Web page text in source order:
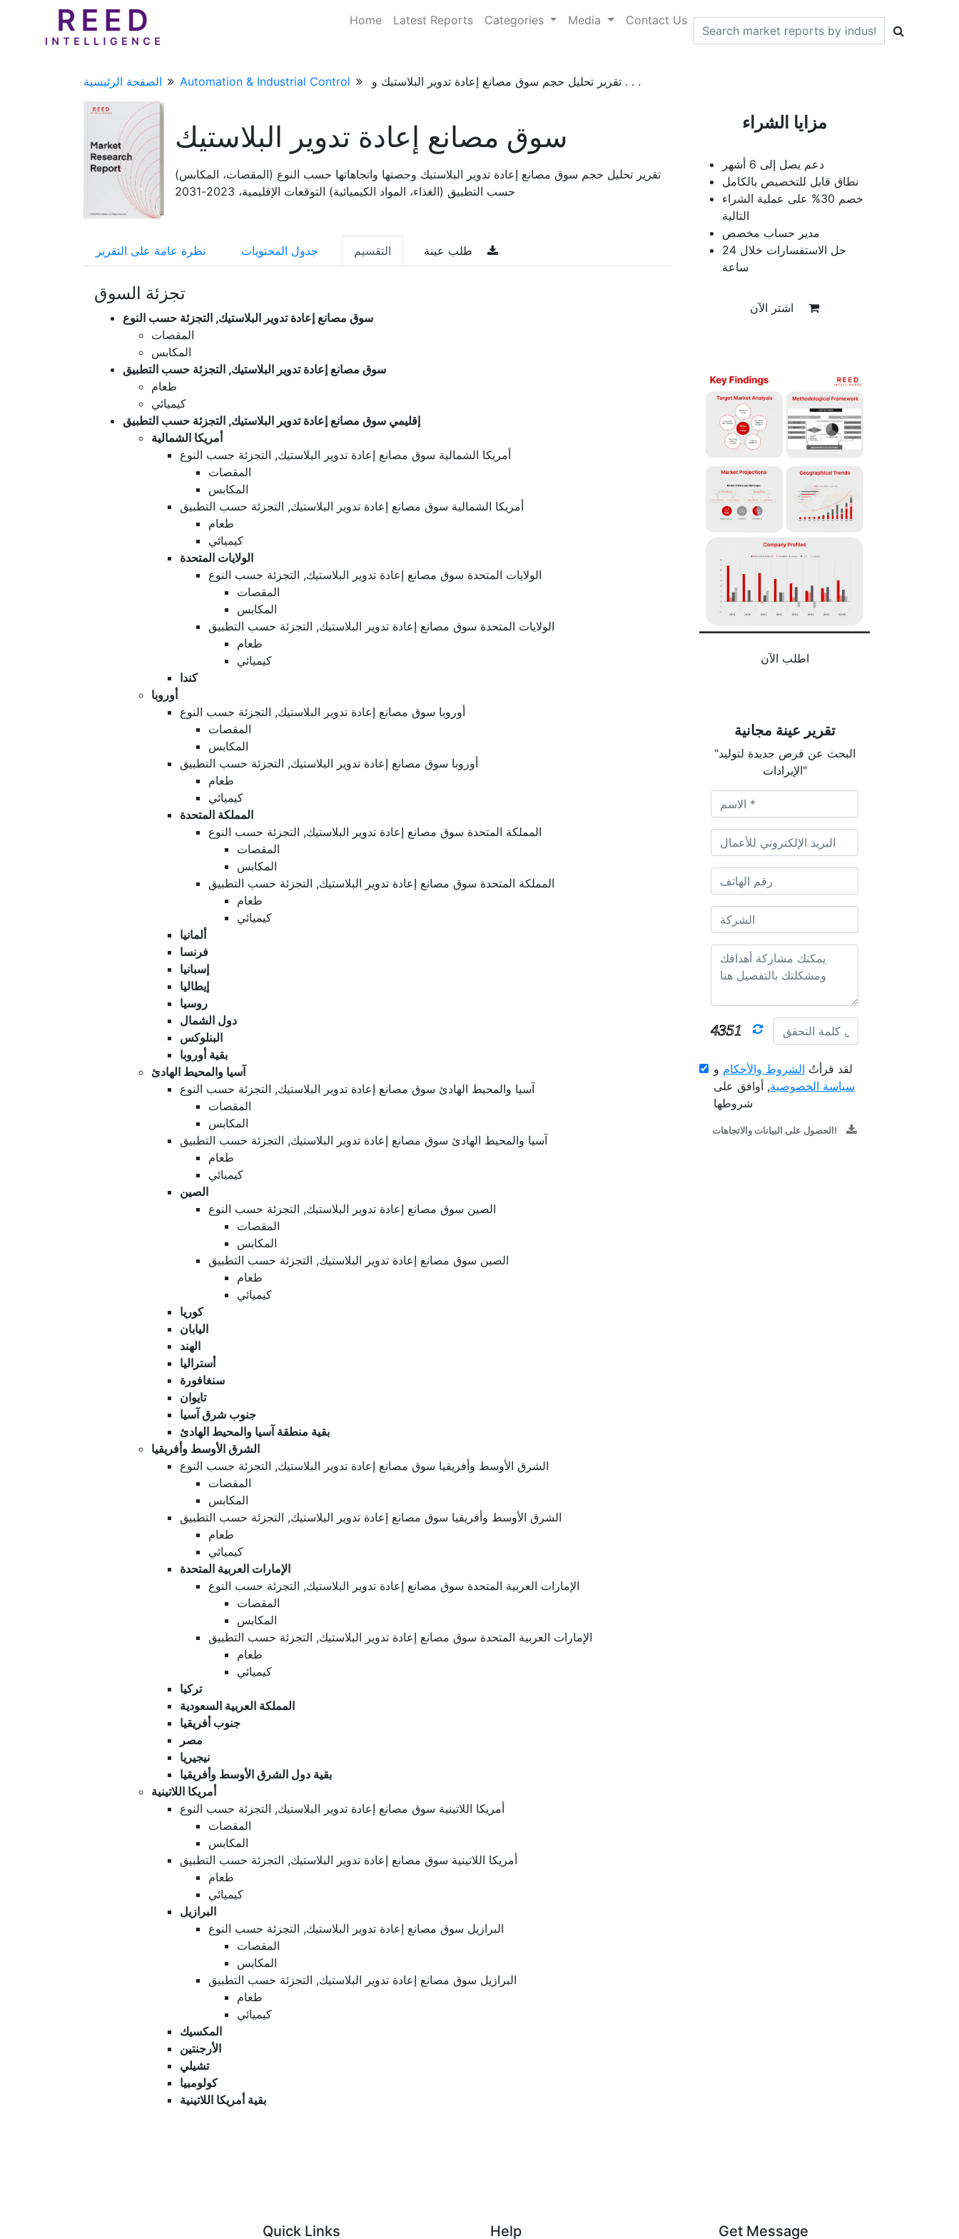
Home Latest Reports Categories Media Contact Us
الصفحة الرئيسية Automation & Industrial Control تقرير تحليل حجم سوق مصانع إعادة تدوير البلاستيك و . . .
سوق مصانع إعادة تدوير البلاستيك
تقرير تحليل حجم سوق مصانع إعادة تدوير البلاستيك وحصتها واتجاهاتها حسب النوع (المقصات، المكابس)
حسب التطبيق (الغذاء، المواد الكيميائية) التوقعات الإقليمية، 2023-2031
نظرة عامة على التقرير جدول المحتويات التقسيم
تجزئة السوق
سوق مصانع إعادة تدوير البلاستيك, التجزئة حسب النوع
المقصات
المكابس
سوق مصانع إعادة تدوير البلاستيك, التجزئة حسب التطبيق
طعام
كيميائي
إقليمي سوق مصانع إعادة تدوير البلاستيك, التجزئة حسب التطبيق
أمريكا الشمالية
أمريكا الشمالية سوق مصانع إعادة تدوير البلاستيك, التجزئة حسب النوع
المقصات
المكابس
أمريكا الشمالية سوق مصانع إعادة تدوير البلاستيك, التجزئة حسب التطبيق
طعام
كيميائي
الولايات المتحدة
الولايات المتحدة سوق مصانع إعادة تدوير البلاستيك, التجزئة حسب النوع
المقصات
المكابس
الولايات المتحدة سوق مصانع إعادة تدوير البلاستيك, التجزئة حسب التطبيق
طعام
كيميائي
كندا
أوروبا
أوروبا سوق مصانع إعادة تدوير البلاستيك, التجزئة حسب النوع
المقصات
المكابس
أوروبا سوق مصانع إعادة تدوير البلاستيك, التجزئة حسب التطبيق
طعام
كيميائي
المملكة المتحدة
المملكة المتحدة سوق مصانع إعادة تدوير البلاستيك, التجزئة حسب النوع
المقصات
المكابس
المملكة المتحدة سوق مصانع إعادة تدوير البلاستيك, التجزئة حسب التطبيق
طعام
كيميائي
ألمانيا
فرنسا
إسبانيا
إيطاليا
روسيا
دول الشمال
البنلوكس
بقية أوروبا
آسيا والمحيط الهادئ
آسيا والمحيط الهادئ سوق مصانع إعادة تدوير البلاستيك, التجزئة حسب النوع
المقصات
المكابس
آسيا والمحيط الهادئ سوق مصانع إعادة تدوير البلاستيك, التجزئة حسب التطبيق
طعام
كيميائي
الصين
الصين سوق مصانع إعادة تدوير البلاستيك, التجزئة حسب النوع
المقصات
المكابس
الصين سوق مصانع إعادة تدوير البلاستيك, التجزئة حسب التطبيق
طعام
كيميائي
كوريا
اليابان
الهند
أستراليا
سنغافورة
تايوان
جنوب شرق آسيا
بقية منطقة آسيا والمحيط الهادئ
الشرق الأوسط وأفريقيا
الشرق الأوسط وأفريقيا سوق مصانع إعادة تدوير البلاستيك, التجزئة حسب النوع
المقصات
المكابس
الشرق الأوسط وأفريقيا سوق مصانع إعادة تدوير البلاستيك, التجزئة حسب التطبيق
طعام
كيميائي
الإمارات العربية المتحدة
الإمارات العربية المتحدة سوق مصانع إعادة تدوير البلاستيك, التجزئة حسب النوع
المقصات
المكابس
الإمارات العربية المتحدة سوق مصانع إعادة تدوير البلاستيك, التجزئة حسب التطبيق
طعام
كيميائي
تركيا
المملكة العربية السعودية
جنوب أفريقيا
مصر
نيجيريا
بقية دول الشرق الأوسط وأفريقيا
أمريكا اللاتينية
أمريكا اللاتينية سوق مصانع إعادة تدوير البلاستيك, التجزئة حسب النوع
المقصات
المكابس
أمريكا اللاتينية سوق مصانع إعادة تدوير البلاستيك, التجزئة حسب التطبيق
طعام
كيميائي
البرازيل
البرازيل سوق مصانع إعادة تدوير البلاستيك, التجزئة حسب النوع
المقصات
المكابس
البرازيل سوق مصانع إعادة تدوير البلاستيك, التجزئة حسب التطبيق
طعام
كيميائي
المكسيك
الأرجنتين
تشيلي
كولومبيا
بقية أمريكا اللاتينية
مزايا الشراء
دعم يصل إلى 6 أشهر
نطاق قابل للتخصيص بالكامل
خصم 30% على عملية الشراء
التالية
مدير حساب مخصص
حل الاستفسارات خلال 24
ساعة
اطلب الآن
تقرير عينة مجانية
"البحث عن فرص جديدة لتوليد
الإيرادات"
لقد قرأتُ الشروط والأحكام و
سياسة الخصوصية, أوافق على
شروطها
الحصول على البيانات والاتجاهات!
Quick Links Help Get Message